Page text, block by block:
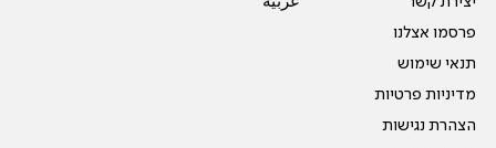
פרסמו אצלנו
תנאי שימוש
מדיניות פרטיות
הצהרת נגישות